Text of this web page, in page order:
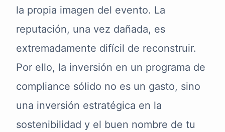
la propia imagen del evento. La
reputación, una vez dañada, es
extremadamente difícil de reconstruir.
Por ello, la inversión en un programa de
compliance sólido no es un gasto, sino
una inversión estratégica en la
sostenibilidad y el buen nombre de tu